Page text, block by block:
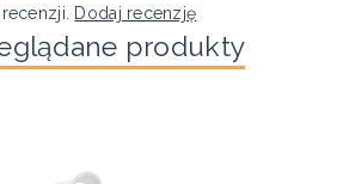
Dodaj recenzję
produkty